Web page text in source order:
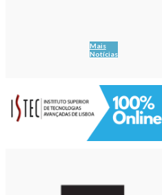
Mais
Notícias